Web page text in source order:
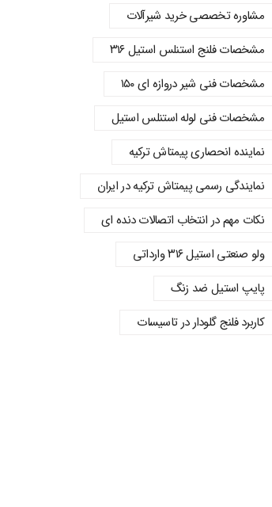
مشاوره تخصصی خرید شیرآلات
مشخصات فلنج استنلس استیل ۳۱۶
مشخصات فنی شیر دروازه ای ۱۵۰
مشخصات فنی لوله استنلس استیل
نماینده انحصاری پیمتاش ترکیه
نمایندگی رسمی پیمتاش ترکیه در ایران
نکات مهم در انتخاب اتصالات دنده‌ ای
ولو صنعتی استیل ۳۱۶ وارداتی
پایپ استیل ضد زنگ
کاربرد فلنج گلودار در تاسیسات